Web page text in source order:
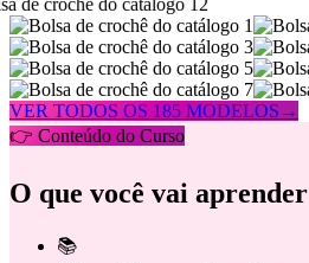
VER TODOS OS 185 MODELOS →
👉 Conteúdo do Curso
O que você vai aprender
📚